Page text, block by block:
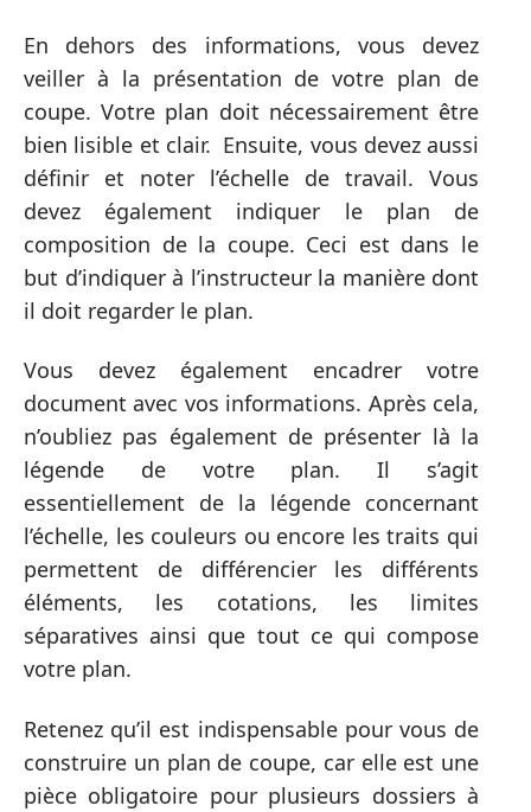
En dehors des informations, vous devez
veiller à la présentation de votre plan de
coupe. Votre plan doit nécessairement être
bien lisible et clair. Ensuite, vous devez aussi
définir et noter l’échelle de travail. Vous
devez également indiquer le plan de
composition de la coupe. Ceci est dans le
but d’indiquer à l’instructeur la manière dont
il doit regarder le plan.
Vous devez également encadrer votre
document avec vos informations. Après cela,
n’oubliez pas également de présenter là la
légende de votre plan. Il s’agit
essentiellement de la légende concernant
l’échelle, les couleurs ou encore les traits qui
permettent de différencier les différents
éléments, les cotations, les limites
séparatives ainsi que tout ce qui compose
votre plan.
Retenez qu’il est indispensable pour vous de
construire un plan de coupe, car elle est une
pièce obligatoire pour plusieurs dossiers à